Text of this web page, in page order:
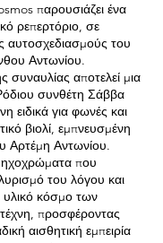
παρουσιάζει ένα
ρεπερτόριο, σε
αυτοσχεδιασμούς του
Αντωνίου.
συναυλίας αποτελεί μια
συνθέτη Σάββα
ειδικά για φωνές και
βιολί, εμπνευσμένη
Αρτέμη Αντωνίου.
ηχοχρώματα που
του λόγου και
υλικό κόσμο των
προσφέροντας
αισθητική εμπειρία